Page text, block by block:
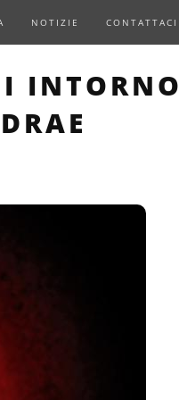
NOTIZIE CONTATTACI
IMAGE
INTORNO